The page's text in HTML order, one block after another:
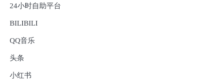
24小时自助平台
BILIBILI
QQ音乐
头条
小红书